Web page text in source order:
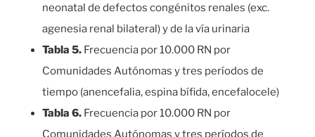
neonatal de defectos congénitos renales (exc.
agenesia renal bilateral) y de la vía urinaria
Tabla 5. Frecuencia por 10.000 RN por
Comunidades Autónomas y tres períodos de
tiempo (anencefalia, espina bífida, encefalocele)
Tabla 6. Frecuencia por 10.000 RN por
Comunidades Autónomas y tres períodos de